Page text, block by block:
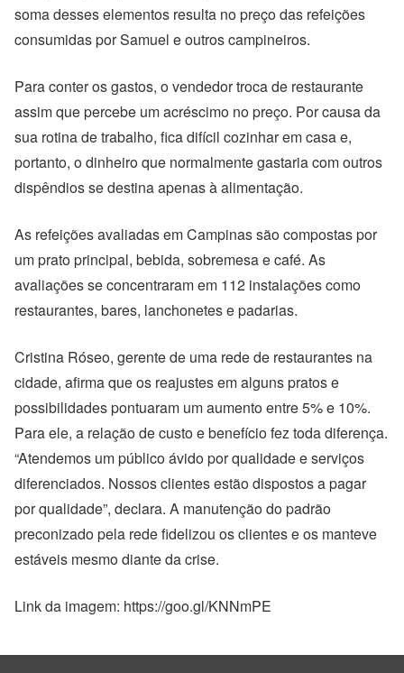
soma desses elementos resulta no preço das refeições
consumidas por Samuel e outros campineiros.
Para conter os gastos, o vendedor troca de restaurante
assim que percebe um acréscimo no preço. Por causa da
sua rotina de trabalho, fica difícil cozinhar em casa e,
portanto, o dinheiro que normalmente gastaria com outros
dispêndios se destina apenas à alimentação.
As refeições avaliadas em Campinas são compostas por
um prato principal, bebida, sobremesa e café. As
avaliações se concentraram em 112 instalações como
restaurantes, bares, lanchonetes e padarias.
Cristina Róseo, gerente de uma rede de restaurantes na
cidade, afirma que os reajustes em alguns pratos e
possibilidades pontuaram um aumento entre 5% e 10%.
Para ele, a relação de custo e benefício fez toda diferença.
“Atendemos um público ávido por qualidade e serviços
diferenciados. Nossos clientes estão dispostos a pagar
por qualidade”, declara. A manutenção do padrão
preconizado pela rede fidelizou os clientes e os manteve
estáveis mesmo diante da crise.
Link da imagem: https://goo.gl/KNNmPE